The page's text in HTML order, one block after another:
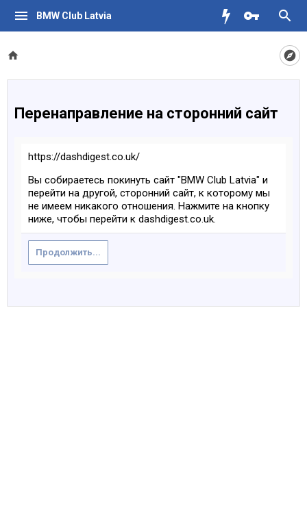
BMW Club Latvia
Перенаправление на сторонний сайт
https://dashdigest.co.uk/
Вы собираетесь покинуть сайт "BMW Club Latvia" и
перейти на другой, сторонний сайт, к которому мы
не имеем никакого отношения. Нажмите на кнопку
ниже, чтобы перейти к dashdigest.co.uk.
Продолжить...